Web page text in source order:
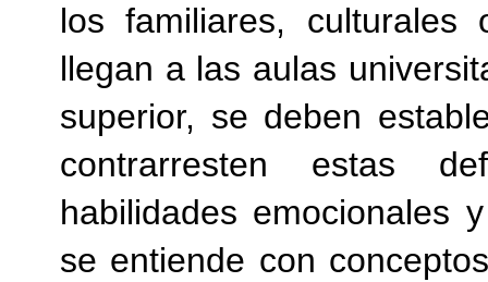
los familiares, culturales
llegan a las aulas
superior, se deben
contrarresten estas
habilidades emocionales
se entiende con